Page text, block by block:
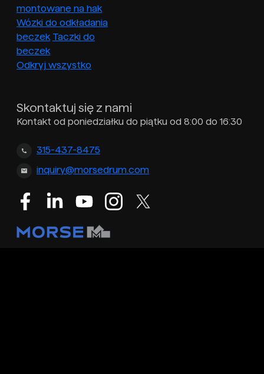
montowane na hak
Wózki do odkładania
beczek Taczki do
beczek
Odkryj wszystko
Skontaktuj się z nami
Kontakt od poniedziałku do piątku od 8:00 do 16:30
315-437-8475
inquiry@morsedrum.com